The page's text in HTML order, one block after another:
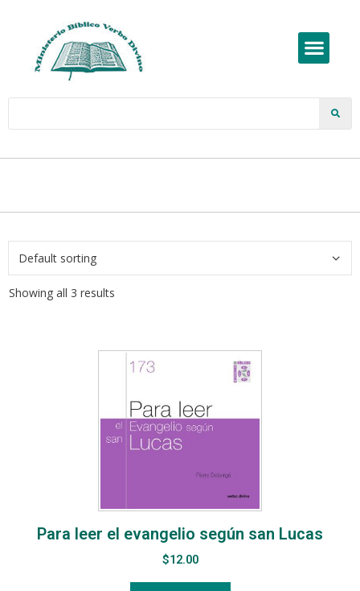
Showing all 3 results
Para leer el evangelio según san Lucas
$12.00